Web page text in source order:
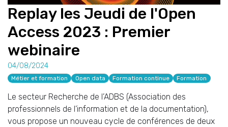
Replay les Jeudi de l'Open
Access 2023 : Premier
webinaire
04/08/2024
Métier et formation Open data Formation continue Formation
Le secteur Recherche de l’ADBS (Association des
professionnels de l’information et de la documentation),
vous propose un nouveau cycle de conférences de deux